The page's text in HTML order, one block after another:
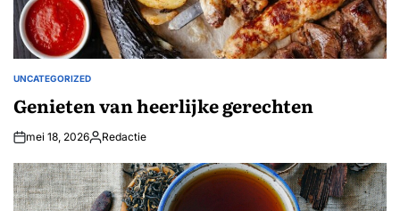
GEPLAATST
UNCATEGORIZED
Genieten van heerlijke gerechten
mei 18, 2026Geplaatst
Redactie